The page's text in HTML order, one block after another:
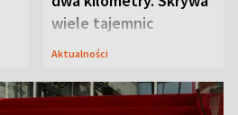
wiele tajemnic
Aktualności